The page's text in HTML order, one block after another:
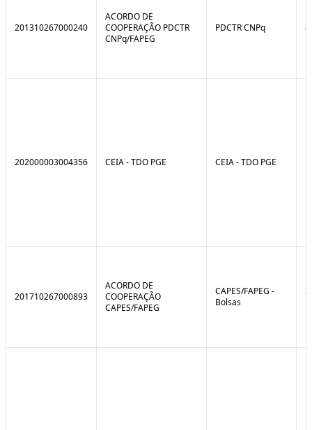
201310267000240
ACORDO DE
COOPERAÇÃO PDCTR
CNPq/FAPEG
PDCTR CNPq
202000003004356 CEIA - TDO PGE CEIA - TDO PGE
201710267000893
ACORDO DE
COOPERAÇÃO
CAPES/FAPEG
CAPES/FAPEG -
Bolsas